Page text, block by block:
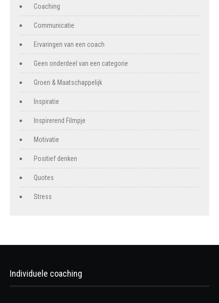
Coaching
Communicatie
Ervaringen van een coach
Geen onderdeel van een categorie
Groen & Maatschappelijk
Inspiratie
Inspirerend Filmpje
Motivatie
Positief denken
Quotes
Stress
Individuele coaching